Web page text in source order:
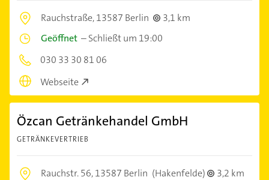
Rauchstraße,13587 Berlin
3,1 km
Geöffnet –Schließt um 19:00
030 33 30 81 06
Webseite
Özcan Getränkehandel GmbH
GETRÄNKEVERTRIEB
Rauchstr. 56,13587 Berlin (Hakenfelde)
3,2 km